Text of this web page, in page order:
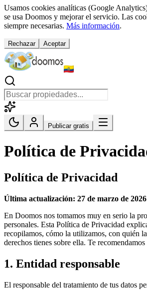
Usamos cookies analíticas (Google
se usa Doomos y mejorar el servicio. Las
siempre necesarias. Más información.
Rechazar Aceptar
Publicar gratis
Política de
Política de Privacidad
Última actualización: 27 de marzo de 2026
En Doomos nos tomamos muy en serio la
personales. Esta Política de Privacidad
recopilamos, cómo la utilizamos, con quién
derechos tienes sobre ella. Te
1. Entidad responsable
El responsable del tratamiento de tus datos